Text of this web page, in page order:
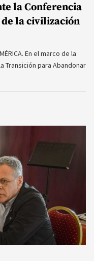
la Conferencia
de la civilización
En el marco de la
Transición para Abandonar